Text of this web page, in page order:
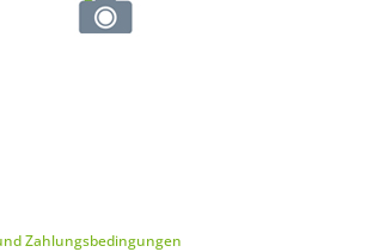
Zahlungsbedingungen